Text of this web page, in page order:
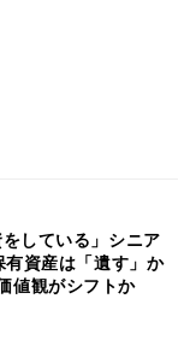
している」シニア
資産は「遺す」か
値観がシフトか